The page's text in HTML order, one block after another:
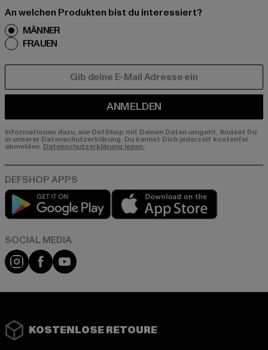
An welchen Produkten bist du interessiert?
MÄNNER
FRAUEN
ANMELDEN
Informationen dazu, wie DefShop mit Deinen Daten umgeht, findest Du
in unserer Datenschutzerklärung. Du kannst Dich jederzeit kostenfei
abmelden. Datenschutzerklärung lesen.
Play market
Instagram
FacebookYouTube
KOSTENLOSE RETOURE